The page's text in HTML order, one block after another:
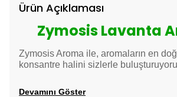
Ürün Açıklaması
Zymosis Lavanta
Zymosis Aroma ile, aromaların en
konsantre halini sizlerle
Devamını Göster